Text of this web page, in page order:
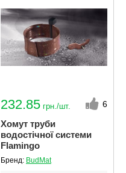
232.85 грн./шт. 6
Хомут труби
водостічної системи
Flamingo
Бренд: BudMat